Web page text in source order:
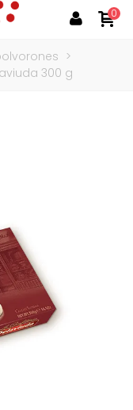
0
>
300 g